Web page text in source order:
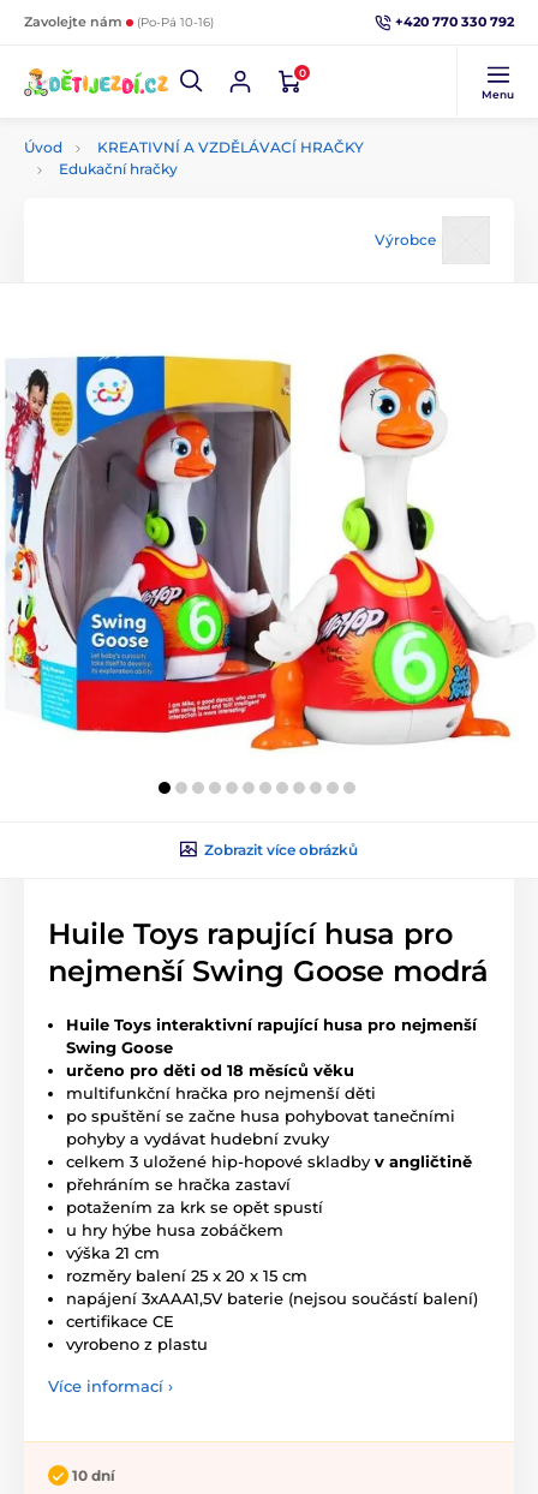
Zavolejte nám (Po-Pá 10-16) +420 770 330 792
0
Menu
Úvod
KREATIVNÍ A VZDĚLÁVACÍ HRAČKY
Edukační hračky
Výrobce
Zobrazit více obrázků
Huile Toys rapující husa pro
nejmenší Swing Goose modrá
Huile Toys interaktivní rapující husa pro nejmenší
Swing Goose
určeno pro děti od 18 měsíců věku
multifunkční hračka pro nejmenší děti
po spuštění se začne husa pohybovat tanečními
pohyby a vydávat hudební zvuky
celkem 3 uložené hip-hopové skladby v angličtině
přehráním se hračka zastaví
potažením za krk se opět spustí
u hry hýbe husa zobáčkem
výška 21 cm
rozměry balení 25 x 20 x 15 cm
napájení 3xAAA1,5V baterie (nejsou součástí balení)
certifikace CE
vyrobeno z plastu
Více informací ›
10 dní